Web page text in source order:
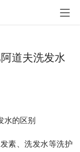
道夫洗发水
水的区别
素、洗发水等洗护